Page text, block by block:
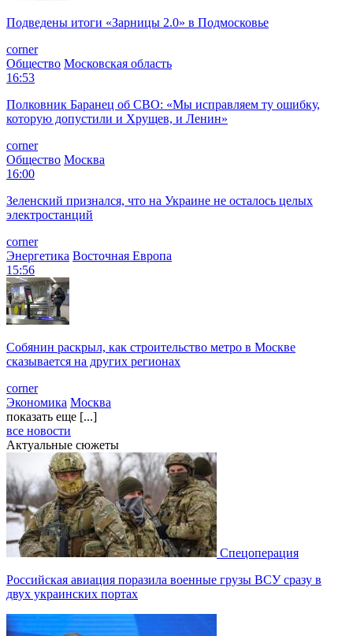
Подведены итоги «Зарницы 2.0» в Подмосковье
corner
Общество Московская область
16:53
Полковник Баранец об СВО: «Мы исправляем ту ошибку,
которую допустили и Хрущев, и Ленин»
corner
Общество Москва
16:00
Зеленский признался, что на Украине не осталось целых
электростанций
corner
Энергетика Восточная Европа
15:56
Собянин раскрыл, как строительство метро в Москве
сказывается на других регионах
corner
Экономика Москва
показать еще [...]
все новости
Актуальные сюжеты
Спецоперация
Российская авиация поразила военные грузы ВСУ сразу в
двух украинских портах